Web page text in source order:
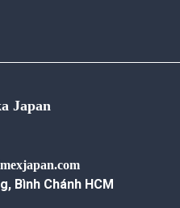
Japan
Bình Chánh HCM